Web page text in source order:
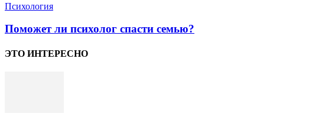
Психология
Поможет ли психолог спасти семью?
ЭТО ИНТЕРЕСНО